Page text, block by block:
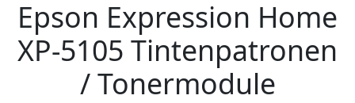
Epson Expression Home
XP-5105 Tintenpatronen
/ Tonermodule